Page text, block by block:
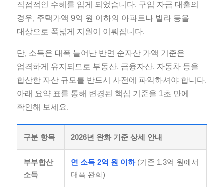
직접적인 수혜를 입게 되었습니다. 구입 자금 대출의
경우, 주택가액 9억 원 이하의 아파트나 빌라 등을
대상으로 폭넓게 지원이 이뤄집니다.
단, 소득은 대폭 늘어난 반면 순자산 가액 기준은
엄격하게 유지되므로 부동산, 금융자산, 자동차 등을
합산한 자산 규모를 반드시 사전에 파악하셔야 합니다.
아래 요약 표를 통해 변경된 핵심 기준을 1초 만에
확인해 보세요.
구분 항목 2026년 완화 기준 상세 안내
부부합산
소득
연 소득 2억 원 이하(기존 1.3억 원에서
대폭 완화)